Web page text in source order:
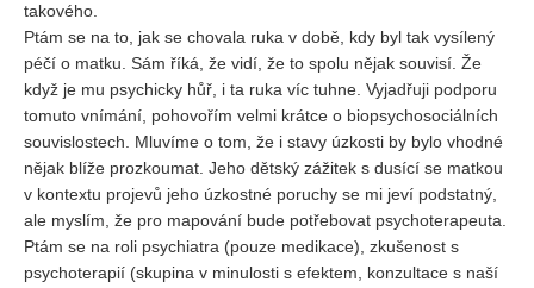
takového.
Ptám se na to, jak se chovala ruka v době, kdy byl tak vysílený
péčí o matku. Sám říká, že vidí, že to spolu nějak souvisí. Že
když je mu psychicky hůř, i ta ruka víc tuhne. Vyjadřuji podporu
tomuto vnímání, pohovořím velmi krátce o biopsychosociálních
souvislostech. Mluvíme o tom, že i stavy úzkosti by bylo vhodné
nějak blíže prozkoumat. Jeho dětský zážitek s dusící se matkou
v kontextu projevů jeho úzkostné poruchy se mi jeví podstatný,
ale myslím, že pro mapování bude potřebovat psychoterapeuta.
Ptám se na roli psychiatra (pouze medikace), zkušenost s
psychoterapií (skupina v minulosti s efektem, konzultace s naší